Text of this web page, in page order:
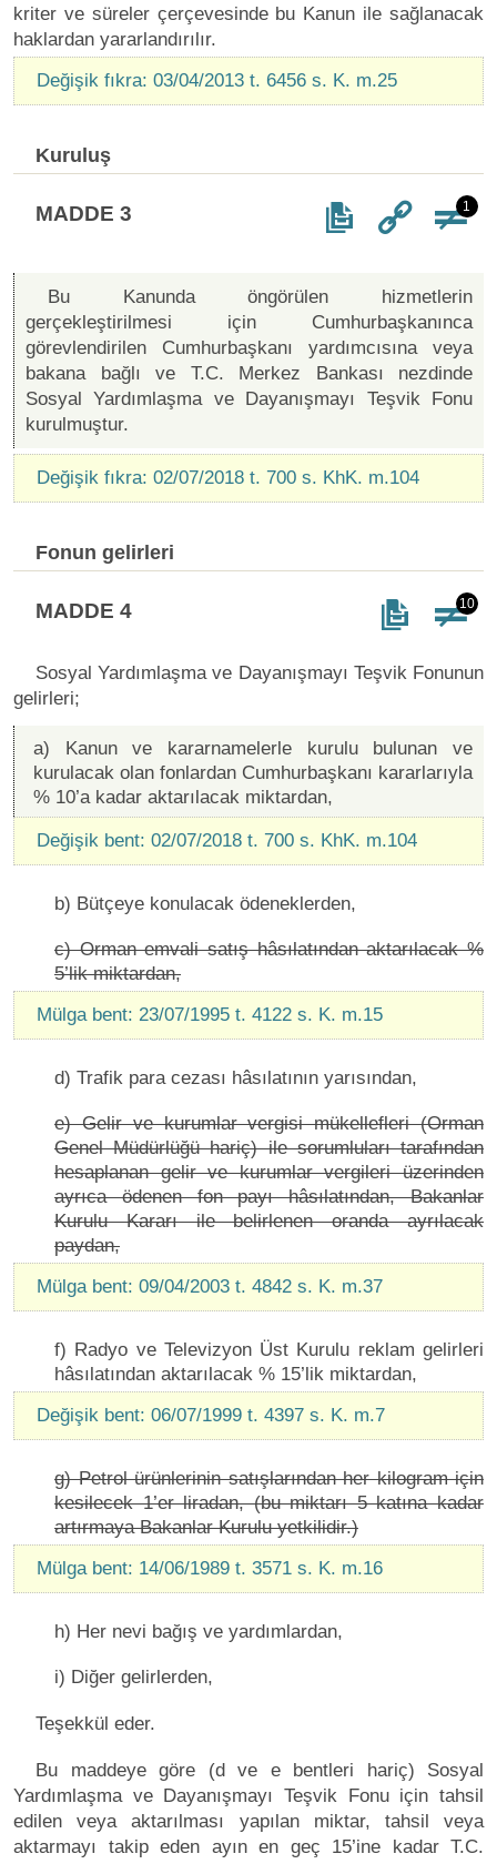
kriter ve süreler çerçevesinde bu Kanun ile sağlanacak
haklardan yararlandırılır.
Değişik fıkra: 03/04/2013 t. 6456 s. K. m.25
Kuruluş
MADDE 3 1
Bu Kanunda öngörülen hizmetlerin
gerçekleştirilmesi için Cumhurbaşkanınca
görevlendirilen Cumhurbaşkanı yardımcısına veya
bakana bağlı ve T.C. Merkez Bankası nezdinde
Sosyal Yardımlaşma ve Dayanışmayı Teşvik Fonu
kurulmuştur.
Değişik fıkra: 02/07/2018 t. 700 s. KhK. m.104
Fonun gelirleri
MADDE 4 10
Sosyal Yardımlaşma ve Dayanışmayı Teşvik Fonunun
gelirleri;
a) Kanun ve kararnamelerle kurulu bulunan ve
kurulacak olan fonlardan Cumhurbaşkanı kararlarıyla
% 10’a kadar aktarılacak miktardan,
Değişik bent: 02/07/2018 t. 700 s. KhK. m.104
b) Bütçeye konulacak ödeneklerden,
c) Orman emvali satış hâsılatından aktarılacak %
5’lik miktardan,
Mülga bent: 23/07/1995 t. 4122 s. K. m.15
d) Trafik para cezası hâsılatının yarısından,
e) Gelir ve kurumlar vergisi mükellefleri (Orman
Genel Müdürlüğü hariç) ile sorumluları tarafından
hesaplanan gelir ve kurumlar vergileri üzerinden
ayrıca ödenen fon payı hâsılatından, Bakanlar
Kurulu Kararı ile belirlenen oranda ayrılacak
paydan,
Mülga bent: 09/04/2003 t. 4842 s. K. m.37
f) Radyo ve Televizyon Üst Kurulu reklam gelirleri
hâsılatından aktarılacak % 15’lik miktardan,
Değişik bent: 06/07/1999 t. 4397 s. K. m.7
g) Petrol ürünlerinin satışlarından her kilogram için
kesilecek 1’er liradan, (bu miktarı 5 katına kadar
artırmaya Bakanlar Kurulu yetkilidir.)
Mülga bent: 14/06/1989 t. 3571 s. K. m.16
h) Her nevi bağış ve yardımlardan,
i) Diğer gelirlerden,
Teşekkül eder.
Bu maddeye göre (d ve e bentleri hariç) Sosyal
Yardımlaşma ve Dayanışmayı Teşvik Fonu için tahsil
edilen veya aktarılması yapılan miktar, tahsil veya
aktarmayı takip eden ayın en geç 15’ine kadar T.C.